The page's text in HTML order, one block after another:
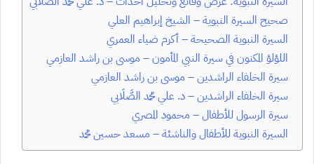
صحيح السيرة النبوية – الشيخ إبراهيم العلي
السيرة النبوية الصحيحة – أكرم ضياء العمري
اللؤلؤ المكنون في سيرة النبي المأمون – موسى بن راشد العازمي
سيرة الخلفاء الراشدين – موسى بن راشد العازمي
سيرة الخلفاء الراشدين – د. علي محمد الصَّلَابي
سيرة الرسول للأطفال – محمود المصري
السيرة النبوية للأطفال والناشئة – مسعد حسين محمد